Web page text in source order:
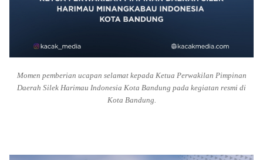
Momen pemberian ucapan selamat kepada Ketua Perwakilan Pimpinan
Daerah Silek Harimau Indonesia Kota Bandung pada kegiatan resmi di
Kota Bandung.